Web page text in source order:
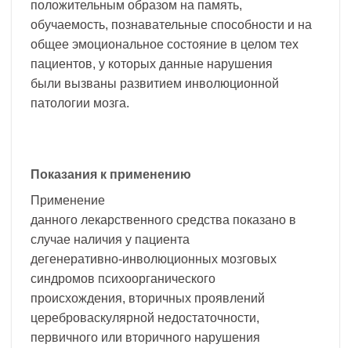
положительным образом на память,
обучаемость, познавательные способности и на
общее эмоциональное состояние в целом тех
пациентов, у которых данные нарушения
были вызваны развитием инволюционной
патологии мозга.
Показания к применению
Применение
данного лекарственного средства показано в
случае наличия у пациента
дегенеративно-инволюционных мозговых
синдромов психоорганического
происхождения, вторичных проявлений
цереброваскулярной недостаточности,
первичного или вторичного нарушения